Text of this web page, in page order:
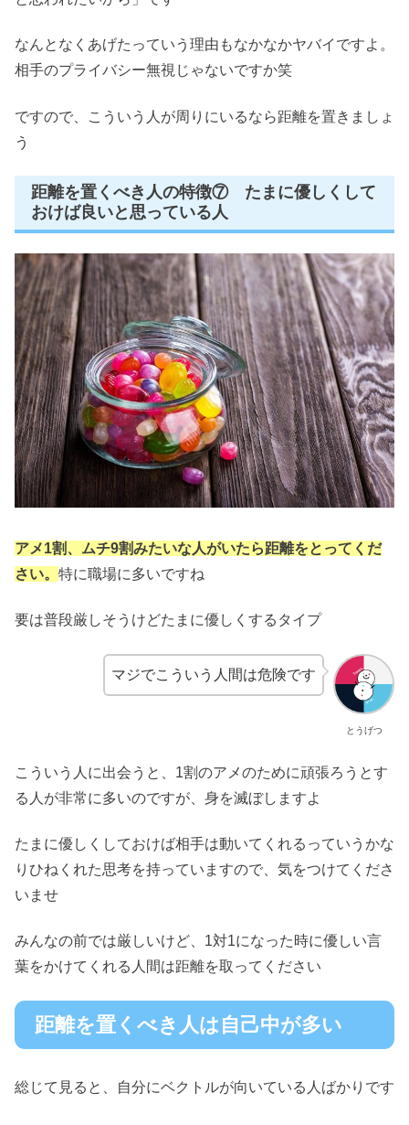
なんとなくあげたっていう理由もなかなかヤバイですよ。
相手のプライバシー無視じゃないですか笑
ですので、こういう人が周りにいるなら距離を置きましょ
う
距離を置くべき人の特徴⑦ たまに優しくして
おけば良いと思っている人
アメ1割、ムチ9割みたいな人がいたら距離をとってくだ
さい。 特に職場に多いですね
要は普段厳しそうけどたまに優しくするタイプ
とうげつ
マジでこういう人間は危険です
こういう人に出会うと、1割のアメのために頑張ろうとす
る人が非常に多いのですが、身を滅ぼしますよ
たまに優しくしておけば相手は動いてくれるっていうかな
りひねくれた思考を持っていますので、気をつけてくださ
いませ
みんなの前では厳しいけど、1対1になった時に優しい言
葉をかけてくれる人間は距離を取ってください
距離を置くべき人は自己中が多い
総じて見ると、自分にベクトルが向いている人ばかりです